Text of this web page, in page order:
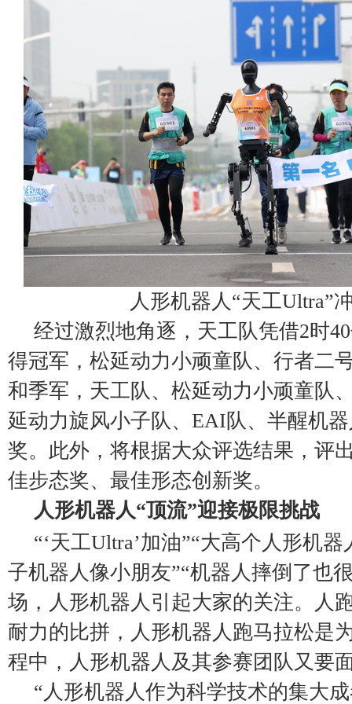
人形机器人“天工Ultra”
经过激烈地角逐，天工队凭借2时
得冠军，松延动力小顽童队、行者二
和季军，天工队、松延动力小顽童队
延动力旋风小子队、EAI队、半醒机
奖。此外，将根据大众评选结果，评
佳步态奖、最佳形态创新奖。
人形机器人“顶流”迎接极限挑战
“‘天工Ultra’加油”“大高个人形机
子机器人像小朋友”“机器人摔倒了
场，人形机器人引起大家的关注。人
耐力的比拼，人形机器人跑马拉松是
程中，人形机器人及其参赛团队又要
“人形机器人作为科学技术的集大